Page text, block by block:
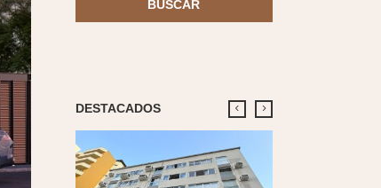
BUSCAR
DESTACADOS